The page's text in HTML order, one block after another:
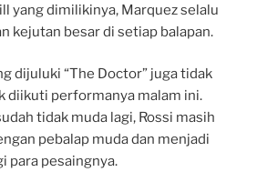
yang dimilikinya, Marquez selalu
kejutan besar di setiap balapan.
dijuluki “The Doctor” juga tidak
diikuti performanya malam ini.
tidak muda lagi, Rossi masih
pebalap muda dan menjadi
para pesaingnya.